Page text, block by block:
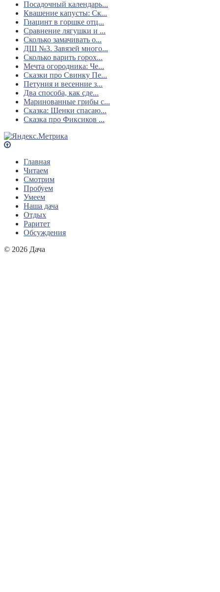
Посадочный календарь...
Квашение капусты: Ск...
Гиацинт в горшке отц...
Сравнение лягушки и ...
Сколько замачивать о...
ДШ №3. Завязей много...
Сколько варить горох...
Мечта огородника: Че...
Сказки про Свинку Пе...
Петуния и весенние з...
Два способа, как сде...
Маринованные грибы с...
Сказка: Щенки спасаю...
Сказка про Фиксиков ...
Главная
Читаем
Смотрим
Пробуем
Умеем
Наша дача
Отдых
Раритет
Обсуждения
© 2026 Дача